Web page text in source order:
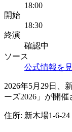
18:00
開始
18:30
終演
確認中
ソース
公式情報を
2026年5月29日、
ーズ2026」が開催
住所: 新木場1-6-24